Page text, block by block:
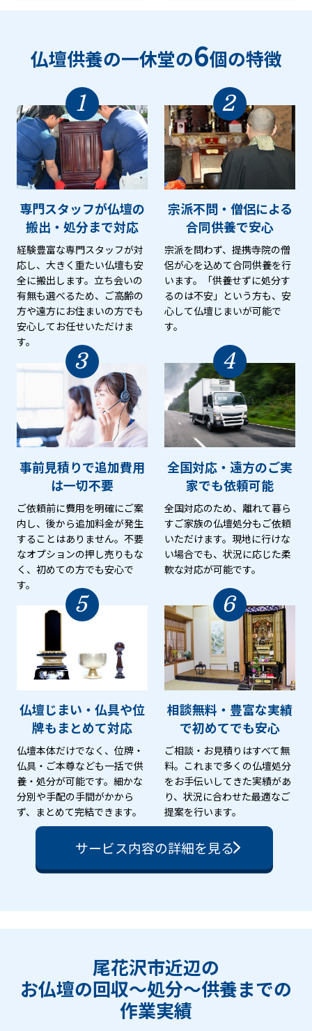
仏壇供養の一休堂の6個の特徴
1
専門スタッフが仏壇の
搬出・処分まで対応
経験豊富な専門スタッフが対
応し、大きく重たい仏壇も安
全に搬出します。立ち会いの
有無も選べるため、ご高齢の
方や遠方にお住まいの方でも
安心してお任せいただけま
す。
2
宗派不問・僧侶による
合同供養で安心
宗派を問わず、提携寺院の僧
侶が心を込めて合同供養を行
います。「供養せずに処分す
るのは不安」という方も、安
心して仏壇じまいが可能で
す。
3
事前見積りで追加費用
は一切不要
ご依頼前に費用を明確にご案
内し、後から追加料金が発生
することはありません。不要
なオプションの押し売りもな
く、初めての方でも安心で
す。
4
全国対応・遠方のご実
家でも依頼可能
全国対応のため、離れて暮ら
すご家族の仏壇処分もご依頼
いただけます。現地に行けな
い場合でも、状況に応じた柔
軟な対応が可能です。
5
仏壇じまい・仏具や位
牌もまとめて対応
仏壇本体だけでなく、位牌・
仏具・ご本尊なども一括で供
養・処分が可能です。細かな
分別や手配の手間がかから
ず、まとめて完結できます。
6
相談無料・豊富な実績
で初めてでも安心
ご相談・お見積りはすべて無
料。これまで多くの仏壇処分
をお手伝いしてきた実績があ
り、状況に合わせた最適なご
提案を行います。
サービス内容の詳細を見る
尾花沢市近辺の
お仏壇の回収〜処分〜供養までの
作業実績